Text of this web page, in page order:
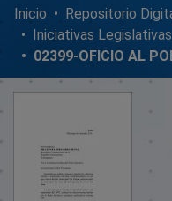
Comunidades
Glosario
Nosotros
Inicio
Iniciativas Legislativas